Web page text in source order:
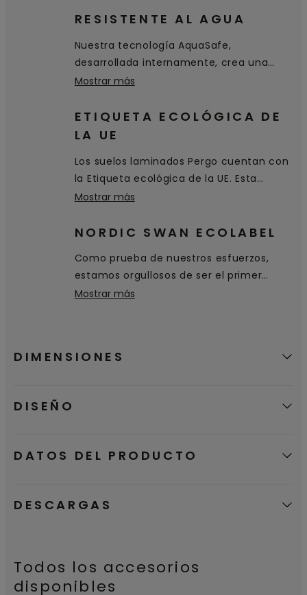
una excelente resistencia a los arañazos
fácil de limpiar.
RESISTENTE AL AGUA
Nuestra tecnología AquaSafe,
desarrollada internamente, crea una
superficie sellada 100 % hermética que
penetre en el suelo. Simplemente se
queda sobre la superficie y se puede
Mostrar más
ETIQUETA ECOLÓGICA DE
LA UE
Los suelos laminados Pergo cuentan con
la Etiqueta ecológica de la UE. Esta
certificación de excelencia
y servicios que cumplen con altos
de su ciclo de vida: desde la extracción
de materias primas hasta la producción,
distribución y eliminación.
Mostrar más
NORDIC SWAN ECOLABEL
Como prueba de nuestros esfuerzos,
estamos orgullosos de ser el primer
fabricante de suelos en recibir la
Mostrar más
DIMENSIONES
DISEÑO
DATOS DEL PRODUCTO
DESCARGAS
Todos los accesorios
disponibles